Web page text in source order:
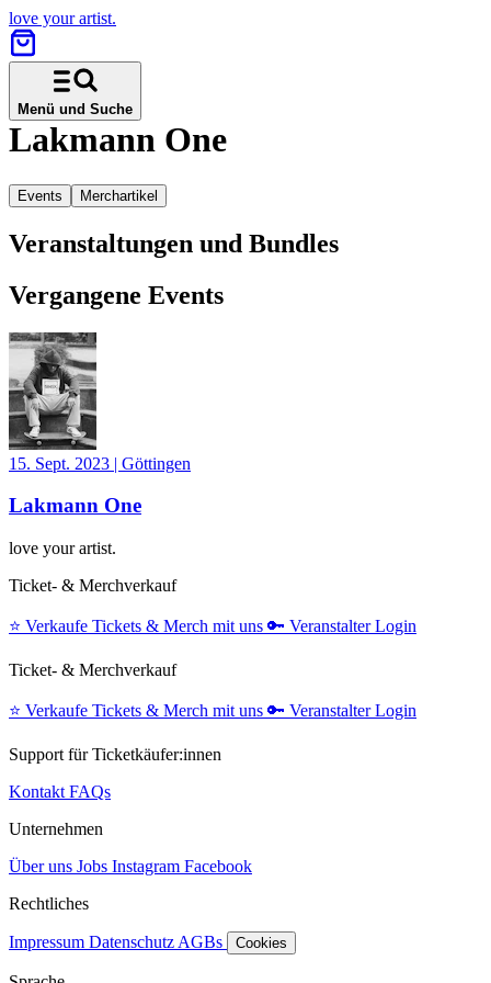
love your artist.
Menü und Suche
Lakmann One
Events Merchartikel
Veranstaltungen und Bundles
Vergangene Events
15. Sept. 2023 | Göttingen
Lakmann One
love your artist.
Ticket- & Merchverkauf
⭐️ Verkaufe Tickets & Merch mit uns 🔑 Veranstalter Login
Ticket- & Merchverkauf
⭐️ Verkaufe Tickets & Merch mit uns 🔑 Veranstalter Login
Support für Ticketkäufer:innen
Kontakt FAQs
Unternehmen
Über uns Jobs Instagram Facebook
Rechtliches
Impressum Datenschutz AGBs Cookies